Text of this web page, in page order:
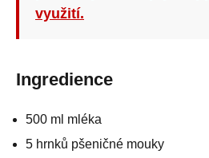
využití.
Ingredience
500 ml mléka
5 hrnků pšeničné mouky